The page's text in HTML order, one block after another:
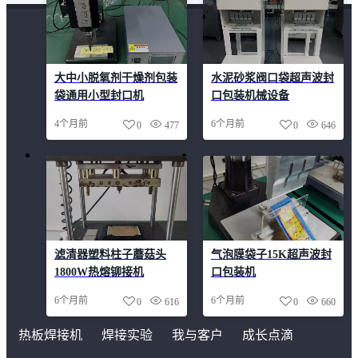
大中小脱氧剂干燥剂包装
袋通用小型封口机
4个月前 477
0
水泥砂浆阀口袋超声波封
口包装机械设备
6个月前 646
0
滤清器塑料柱子蘑菇头
1800W热熔铆接机
6个月前 616
0
气泡膜袋子15K超声波封
口包装机
6个月前 660
0
热板焊接机 焊接实验 我与客户 成长点滴